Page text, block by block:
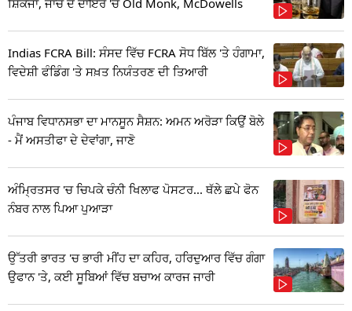
Indias FCRA Bill: ਸੰਸਦ ਵਿੱਚ FCRA ਸੋਧ ਬਿੱਲ 'ਤੇ ਹੰਗਾਮਾ,
ਵਿਦੇਸ਼ੀ ਫੰਡਿੰਗ 'ਤੇ ਸਖ਼ਤ ਨਿਯੰਤਰਣ ਦੀ ਤਿਆਰੀ
ਪੰਜਾਬ ਵਿਧਾਨਸਭਾ ਦਾ ਮਾਨਸੂਨ ਸੈਸ਼ਨ: ਅਮਨ ਅਰੋੜਾ ਕਿਉਂ ਬੋਲੇ
- ਮੈਂ ਅਸਤੀਫਾ ਦੇ ਦੇਵਾਂਗਾ, ਜਾਣੋ
ਅੰਮ੍ਰਿਤਸਰ 'ਚ ਚਿਪਕੇ ਚੰਨੀ ਖਿਲਾਫ ਪੋਸਟਰ... ਥੱਲੇ ਛਪੇ ਫੋਨ
ਨੰਬਰ ਨਾਲ ਪਿਆ ਪੁਆੜਾ
ਉੱਤਰੀ ਭਾਰਤ 'ਚ ਭਾਰੀ ਮੀਂਹ ਦਾ ਕਹਿਰ, ਹਰਿਦੁਆਰ ਵਿੱਚ ਗੰਗਾ
ਉਫਾਨ 'ਤੇ, ਕਈ ਸੂਬਿਆਂ ਵਿੱਚ ਬਚਾਅ ਕਾਰਜ ਜਾਰੀ